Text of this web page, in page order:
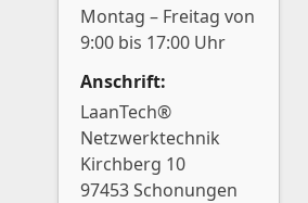
Montag – Freitag von
9:00 bis 17:00 Uhr
Anschrift:
LaanTech®
Netzwerktechnik
Kirchberg 10
97453 Schonungen